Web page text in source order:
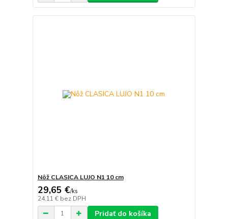
Nôž CLASICA LUJO N1 10 cm
29,65 €/ks
24,11 € bez DPH
Pridať do košíka